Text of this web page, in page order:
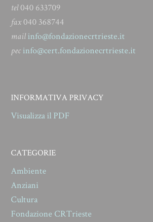
tel040 633709
fax040 368744
mailinfo@fondazionecrtrieste.it
pecinfo@cert.fondazionecrtrieste.it
INFORMATIVA PRIVACY
Visualizza il PDF
CATEGORIE
Ambiente
Anziani
Cultura
Fondazione CRTrieste